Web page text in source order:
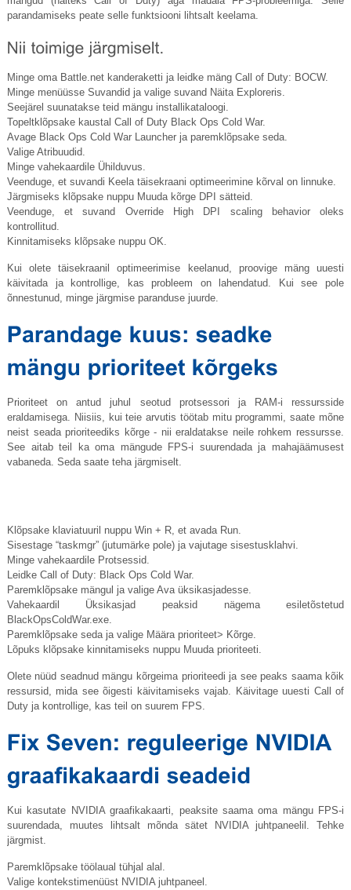
parandamiseks peate selle funktsiooni lihtsalt keelama.
Minge oma Battle.netkanderaketti ja leidke mäng Call of Duty: BOCW.
Minge menüüsse Suvandid ja valige suvand Näita Exploreris.
Seejärel suunatakse teid mängu installikataloogi.
Topeltklõpsake kaustal Call of Duty Black Ops Cold War.
Avage Black Ops Cold War Launcher ja paremklõpsake seda.
Valige Atribuudid.
Minge vahekaardile Ühilduvus.
Veenduge, et suvandi Keela täisekraani optimeerimine kõrval on linnuke.
Järgmiseks klõpsake nuppu Muuda kõrge DPI sätteid.
Veenduge, et suvand Override High DPI scaling behavior oleks
kontrollitud.
Kinnitamiseks klõpsake nuppu OK.
Kui olete täisekraanil optimeerimise keelanud, proovige mäng uuesti
käivitada ja kontrollige, kas probleem on lahendatud. Kui see pole
õnnestunud, minge järgmise paranduse juurde.
Prioriteet on antud juhul seotud protsessori ja RAM-i ressursside
eraldamisega. Niisiis, kui teie arvutis töötab mitu programmi, saate mõne
neist seada prioriteediks kõrge - nii eraldatakse neile rohkem ressursse.
See aitab teil ka oma mängude FPS-i suurendada ja mahajäämusest
vabaneda. Seda saate teha järgmiselt.
Klõpsake klaviatuuril nuppu Win + R, et avada Run.
Sisestage “taskmgr” (jutumärke pole) ja vajutage sisestusklahvi.
Minge vahekaardile Protsessid.
Leidke Call of Duty: Black Ops Cold War.
Paremklõpsake mängul ja valige Ava üksikasjadesse.
Vahekaardil Üksikasjad peaksid nägema esiletõstetud
BlackOpsColdWar.exe.
Paremklõpsake seda ja valige Määra prioriteet> Kõrge.
Lõpuks klõpsake kinnitamiseks nuppu Muuda prioriteeti.
Olete nüüd seadnud mängu kõrgeima prioriteedi ja see peaks saama kõik
ressursid, mida see õigesti käivitamiseks vajab. Käivitage uuesti Call of
Duty ja kontrollige, kas teil on suurem FPS.
Kui kasutate NVIDIA graafikakaarti, peaksite saama oma mängu FPS-i
suurendada, muutes lihtsalt mõnda sätet NVIDIA juhtpaneelil. Tehke
järgmist.
Paremklõpsake töölaual tühjal alal.
Valige kontekstimenüüst NVIDIA juhtpaneel.